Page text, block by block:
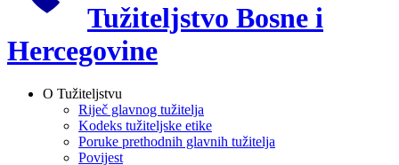
Tužiteljstvo Bosne i
Hercegovine
O Tužiteljstvu
Riječ glavnog tužitelja
Kodeks tužiteljske etike
Poruke prethodnih glavnih tužitelja
Povijest